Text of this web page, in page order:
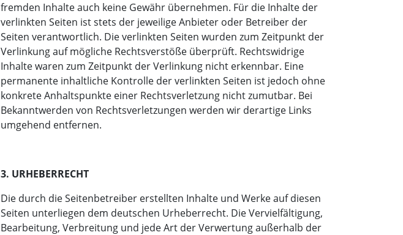
fremden Inhalte auch keine Gewähr übernehmen. Für die Inhalte der
verlinkten Seiten ist stets der jeweilige Anbieter oder Betreiber der
Seiten verantwortlich. Die verlinkten Seiten wurden zum Zeitpunkt der
Verlinkung auf mögliche Rechtsverstöße überprüft. Rechtswidrige
Inhalte waren zum Zeitpunkt der Verlinkung nicht erkennbar. Eine
permanente inhaltliche Kontrolle der verlinkten Seiten ist jedoch ohne
konkrete Anhaltspunkte einer Rechtsverletzung nicht zumutbar. Bei
Bekanntwerden von Rechtsverletzungen werden wir derartige Links
umgehend entfernen.
3. URHEBERRECHT
Die durch die Seitenbetreiber erstellten Inhalte und Werke auf diesen
Seiten unterliegen dem deutschen Urheberrecht. Die Vervielfältigung,
Bearbeitung, Verbreitung und jede Art der Verwertung außerhalb der